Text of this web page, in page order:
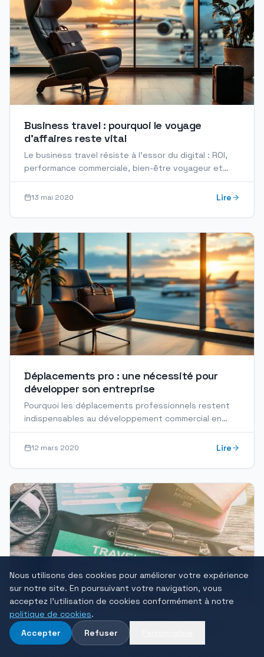
Business travel : pourquoi le voyage
d'affaires reste vital
Le business travel résiste à l'essor du digital : ROI,
performance commerciale, bien-être voyageur et
organisation optimale pour les professionnels en
2026.
13 mai 2020 Lire
Déplacements pro : une nécessité pour
développer son entreprise
Pourquoi les déplacements professionnels restent
indispensables au développement commercial en
2026 : ROI, politique voyage, CSRD et gestion
efficace.
12 mars 2020 Lire
Déplacements pro à l'étranger : sécurité,
visa et duty of care
Nous utilisons des cookies pour améliorer votre expérience
sur notre site. En poursuivant votre navigation, vous
acceptez l'utilisation de cookies conformément à notre
politique de cookies.
Accepter
Refuser